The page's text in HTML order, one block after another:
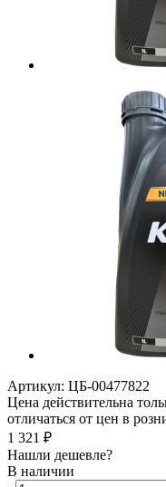
Артикул: ЦБ-00477822
Цена действительна
отличаться от цен в
1 321 ₽
Нашли дешевле?
В наличии